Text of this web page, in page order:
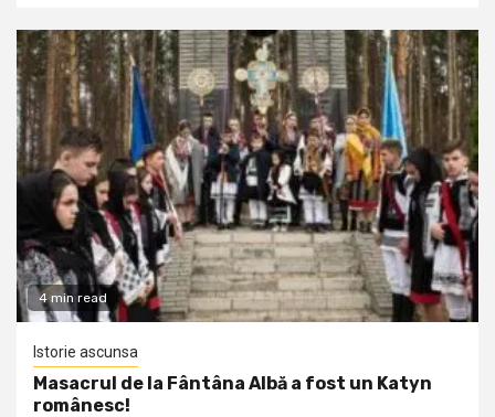
4 min read
Istorie ascunsa
Masacrul de la Fântâna Albă a fost un Katyn
românesc!